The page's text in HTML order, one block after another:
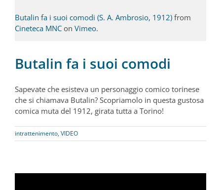
Butalin fa i suoi comodi (S. A. Ambrosio, 1912) from
Cineteca MNC on Vimeo.
Butalin fa i suoi comodi
Sapevate che esisteva un personaggio comico torinese
che si chiamava Butalin? Scopriamolo in questa gustosa
comica muta del 1912, girata tutta a Torino!
intrattenimento, VIDEO